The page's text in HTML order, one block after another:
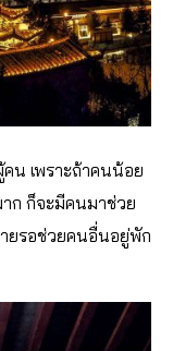
น เพราะถ้าคนน้อย
าก ก็จะมีคนมาช่วย
ยรอช่วยคนอื่นอยู่พัก